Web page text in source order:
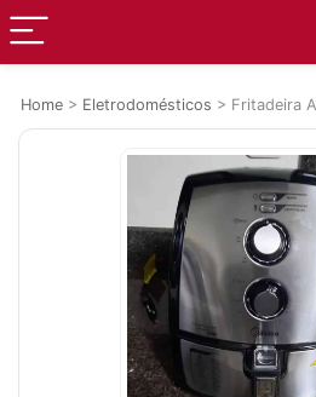
Home > Eletrodomésticos > Fritadeira